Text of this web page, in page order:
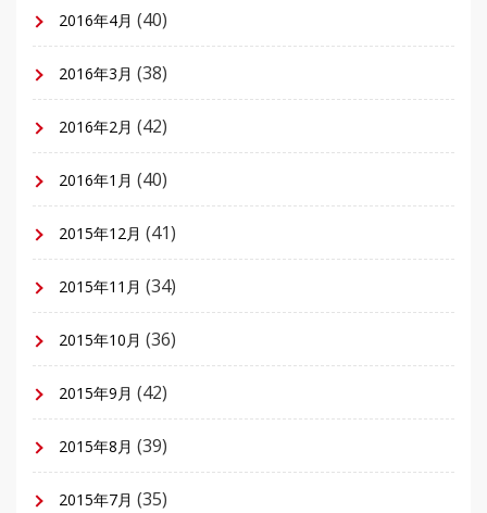
2016年4月 (40)
2016年3月 (38)
2016年2月 (42)
2016年1月 (40)
2015年12月 (41)
2015年11月 (34)
2015年10月 (36)
2015年9月 (42)
2015年8月 (39)
2015年7月 (35)